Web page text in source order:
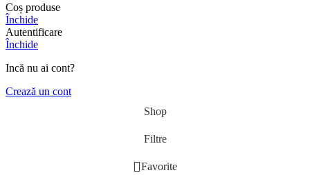
Coș produse
Închide
Autentificare
Închide
Incă nu ai cont?
Crează un cont
Shop
Filtre
Favorite